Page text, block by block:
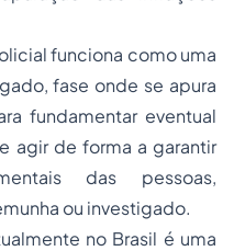
funciona como uma
fase onde se apura
fundamentar eventual
agir de forma a garantir
das pessoas,
ou investigado.
no Brasil é uma